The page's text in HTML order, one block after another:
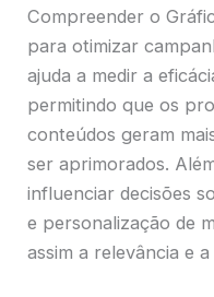
Compreender o
para otimizar
ajuda a medir a
permitindo que os
conteúdos geram
ser aprimorados.
influenciar decisões
e personalização de
assim a relevância e